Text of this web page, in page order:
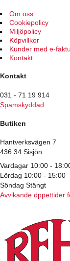
Om oss
Cookiepolicy
Miljöpolicy
Köpvillkor
Kunder med e-
Kontakt
Kontakt
031 - 71 19 914
Spamskyddad
Butiken
Hantverksvägen 7
436 34 Sisjön
Vardagar 10:00 -
Lördag 10:00 - 15:00
Söndag Stängt
Avvikande öppettider